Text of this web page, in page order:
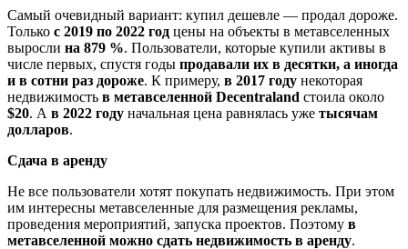
Самый очевидный вариант: купил дешевле — продал дороже.
Только с 2019 по 2022 год цены на объекты в метавселенных
выросли на 879 %. Пользователи, которые купили активы в
числе первых, спустя годы продавали их в десятки, а иногда
и в сотни раз дороже. К примеру, в 2017 году некоторая
недвижимость в метавселенной Decentraland стоила около
$20. А в 2022 году начальная цена равнялась уже тысячам
долларов.
Сдача в аренду
Не все пользователи хотят покупать недвижимость. При этом
им интересны метавселенные для размещения рекламы,
проведения мероприятий, запуска проектов. Поэтому в
метавселенной можно сдать недвижимость в аренду.